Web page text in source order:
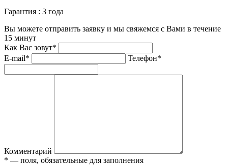
Гарантия : 3 года
Вы можете отправить заявку и мы свяжемся с Вами в течение
15 минут
Как Вас зовут*
E-mail*
Телефон*
Комментарий
* — поля, обязательные для заполнения